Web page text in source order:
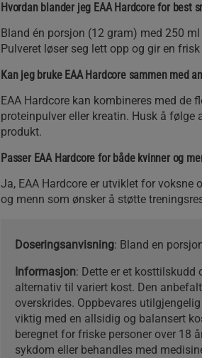
Hvordan blander jeg EAA Hardcore for best
Bland én porsjon (12 gram) med 250
Pulveret løser seg lett opp og gir en
Kan jeg bruke EAA Hardcore sammen med
EAA Hardcore kan kombineres med de
proteinpulver eller kreatin. Husk å følge
produkt.
Passer EAA Hardcore for både kvinner og
Ja, EAA Hardcore er utviklet for voksne
og menn som ønsker å støtte
Doseringsanvisning: Bland en
Informasjon: Dette er et kosttilskudd
alternativ til variert kost. Den
overskrides. Oppbevares
viktig med en allsidig og balansert
beregnet for friske personer over 18
sykdom eller behandles med